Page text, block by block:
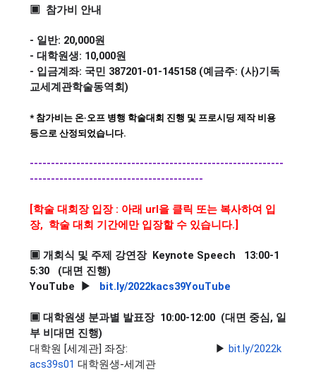
▣ 참가비 안내
- 일반: 20,000원
- 대학원생: 10,000원
- 입금계좌: 국민 387201-01-145158 (예금주: (사)기독
교세계관학술동역회)
* 참가비는 온· 오프 병행 학술대회 진행 및 프로시딩 제작 비용
등으로 산정되었습니다.
------------------------------------------------------------
-----------------------------------------
[학술 대회장 입장 : 아래 url을 클릭 또는 복사하여 입
장, 학술 대회 기간에만 입장할 수 있습니다.]
▣ 개회식 및 주제 강연장 Keynote Speech 13:00-1
5:30 (대면 진행)
YouTube ▶
bit.ly/2022kacs39YouTube
▣ 대학원생 분과별 발표장 10:00-12:00 (대면 중심, 일
부 비대면 진행)
대학원 [세계관] 좌장: ▶ bit.ly/2022k
acs39s01 대학원생-세계관